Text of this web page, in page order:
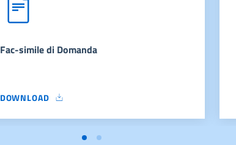
Fac-simile di Domanda
DOWNLOAD
FAC-SIMILE DI DOMANDA